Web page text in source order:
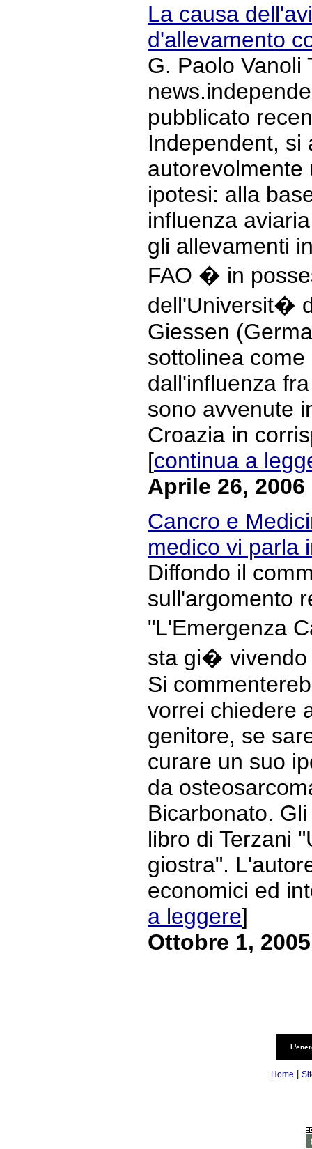
La causa
d'allevamento
G. Paolo Vanoli
pubblicato
Independent, si
autorevolmente
ipotesi: alla
influenza
gli allevamenti
FAO � in
dell'Universit�
Giessen
sottolinea
dall'influenza
sono avvenute
Croazia in
[continua a
Aprile 26, 2006
Cancro e
medico vi parla
Diffondo il
sull'argomento
"L'Emergenza
sta gi� vivendo
Si
vorrei chiedere
genitore, se
curare un suo
da
Bicarbonato.
libro di Terzani
giostra".
economici ed
a leggere]
Ottobre 1, 2005
Home |